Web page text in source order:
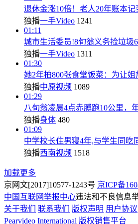
退休金涨10倍！老人20年账本记
独播一手Video 1241
01:11
城市生活委员!8旬翁义务捡垃圾
独播一手Video 1311
01:30
她2年拍800张食堂饭菜：为让姐
独播中原视频 1089
01:29
八旬翁凌晨4点赤膊跑10公里，
独播身体 480
01:09
中学校长住男寝4年,与学生同吃
独播西南视频 1518
加载更多
京网文[2017]10577-1243号 京ICP备
中国互联网举报中心违法和不良信息
关于我们
联系我们 版权声明 用户协议
Pearvideo International 版权销售平台